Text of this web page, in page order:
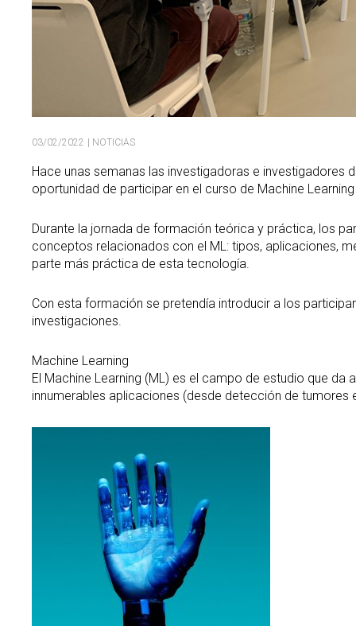
03/02/2022 | NOTICIAS
Hace unas semanas las investigadoras e investigadores
oportunidad de participar en el curso de Machine
Durante la jornada de formación teórica y práctica, los
conceptos relacionados con el ML: tipos, aplicaciones,
parte más práctica de esta tecnología.
Con esta formación se pretendía introducir a los
investigaciones.
Machine Learning
El Machine Learning (ML) es el campo de estudio que
innumerables aplicaciones (desde detección de